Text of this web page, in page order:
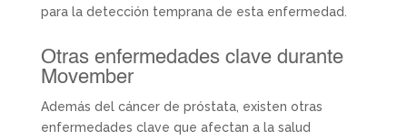
para la detección temprana de esta enfermedad.
Otras enfermedades clave durante
Movember
Además del cáncer de próstata, existen otras
enfermedades clave que afectan a la salud